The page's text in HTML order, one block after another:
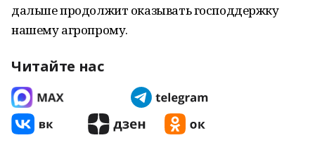
дальше продолжит оказывать господдержку
нашему агропрому.
Читайте нас